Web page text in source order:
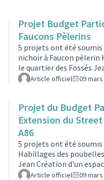
a invité les habitants à
aventure au Parc
Parisien
Projet Budget
Faucons Pèlerins
5 projets ont été
nichoir à Faucon pèlerin
le quartier des Fossés
lecture à l'angle de la
Jacques Chirac C'est le
à Faucon pèlerin"qui a
habitantsEspèce
failli disparaître avec la
Article officiel 09
Projet du Budget
Extension du
A86
5 projets ont été soumis
Habillages des
Jean Création d'un
rue du Progrès et du
Article officiel 09